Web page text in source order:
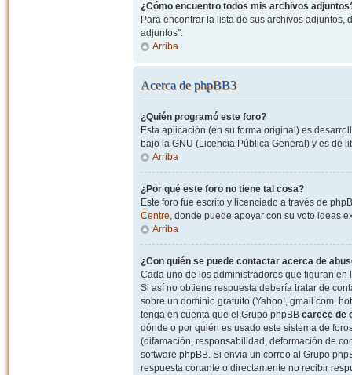
¿Cómo encuentro todos mis archivos
Para encontrar la lista de sus archivos
adjuntos".
Arriba
Acerca de phpBB3
¿Quién programó este foro?
Esta aplicación (en su forma original) es
bajo la GNU (Licencia Pública General) y es de
Arriba
¿Por qué este foro no tiene tal cosa?
Este foro fue escrito y licenciado a través de
Centre, donde puede apoyar con su voto ideas
Arriba
¿Con quién se puede contactar acerca de
Cada uno de los administradores que figuran
Si así no obtiene respuesta debería tratar de
sobre un dominio gratuito (Yahoo!, gmail.com,
tenga en cuenta que el Grupo phpBB carece de
dónde o por quién es usado este sistema de
(difamación, responsabilidad, deformación de
software phpBB. Si envia un correo al Grupo
respuesta cortante o directamente no recibir